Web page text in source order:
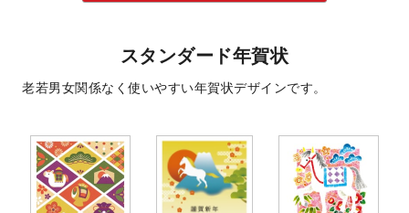
スタンダード年賀状
老若男女関係なく使いやすい年賀状デザインです。